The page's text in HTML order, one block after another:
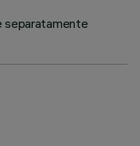
separatamente